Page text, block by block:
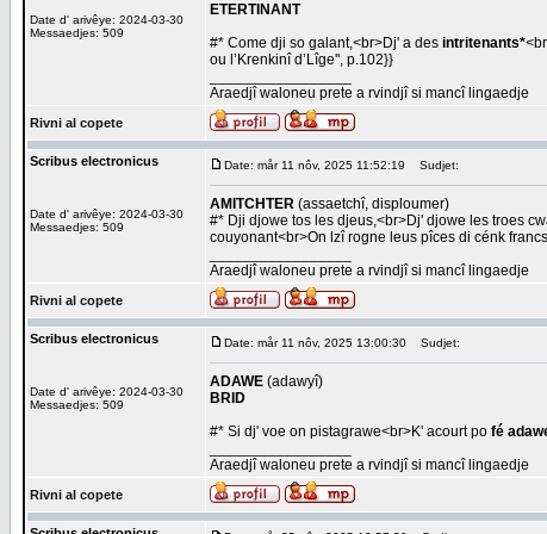
Date d' arivêye: 2024-03-30
Messaedjes: 509
ETERTINANT
#* Come dji so galant,<br>Dj' a des intritenants*
ou l’Krenkinî d’Lîge'', p.102}}
Araedjî waloneu prete a rvindjî si mancî lingaedje
Rivni al copete
Scribus electronicus
Date d' arivêye: 2024-03-30
Messaedjes: 509
Date: mår 11 nôv, 2025 11:52:19 Sudjet:
AMITCHTER (assaetchî, disploumer)
#* Dji djowe tos les djeus,<br>Dj' djowe les troes
couyonant<br>On lzî rogne leus pîces di cénk
Araedjî waloneu prete a rvindjî si mancî lingaedje
Rivni al copete
Scribus electronicus
Date d' arivêye: 2024-03-30
Messaedjes: 509
Date: mår 11 nôv, 2025 13:00:30 Sudjet:
ADAWE (adawyî)
BRID
#* Si dj' voe on pistagrawe<br>K' acourt po fé
Araedjî waloneu prete a rvindjî si mancî lingaedje
Rivni al copete